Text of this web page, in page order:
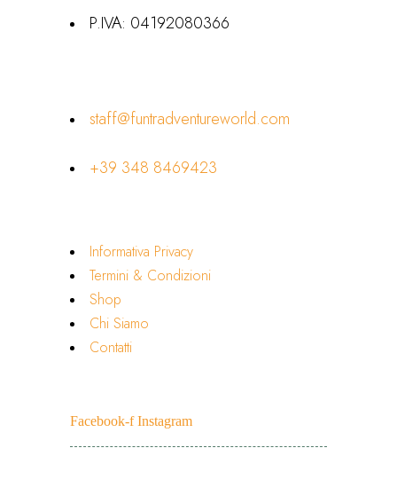
P.IVA: 04192080366
staff@funtradventureworld.com
+39 348 8469423
Informativa Privacy
Termini & Condizioni
Shop
Chi Siamo
Contatti
Facebook-f Instagram